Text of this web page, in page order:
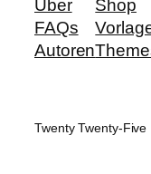
Über
FAQs
Autoren
Shop
Twenty Twenty-Five